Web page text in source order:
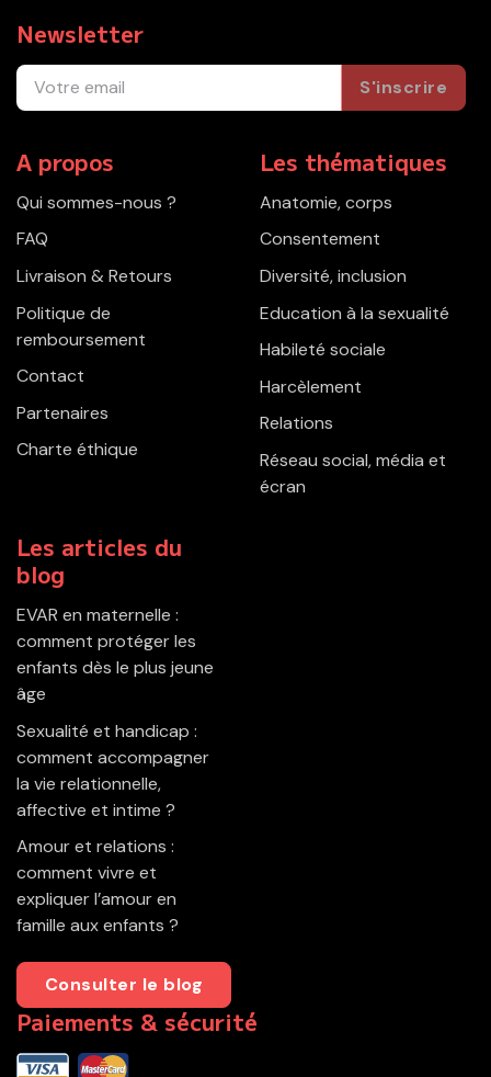
Newsletter
S'inscrire
A propos
Qui sommes-nous ?
FAQ
Livraison & Retours
Politique de
remboursement
Contact
Partenaires
Charte éthique
Les thématiques
Anatomie, corps
Consentement
Diversité, inclusion
Education à la sexualité
Habileté sociale
Harcèlement
Relations
Réseau social, média et
écran
Les articles du
blog
EVAR en maternelle :
comment protéger les
enfants dès le plus jeune
âge
Sexualité et handicap :
comment accompagner
la vie relationnelle,
affective et intime ?
Amour et relations :
comment vivre et
expliquer l’amour en
famille aux enfants ?
Consulter le blog
Paiements & sécurité